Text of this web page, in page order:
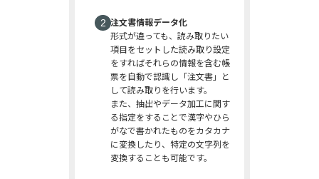
注文書情報データ化
形式が違っても、読み取りたい
項目をセットした読み取り設定
をすればそれらの情報を含む帳
票を自動で認識し「注文書」と
して読み取りを行います。
また、抽出やデータ加工に関す
る指定をすることで漢字やひら
がなで書かれたものをカタカナ
に変換したり、特定の文字列を
変換することも可能です。